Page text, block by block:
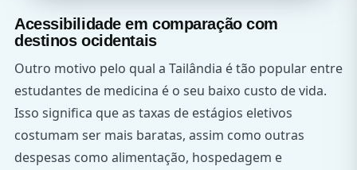
Acessibilidade em comparação com
destinos ocidentais
Outro motivo pelo qual a Tailândia é tão popular entre
estudantes de medicina é o seu baixo custo de vida.
Isso significa que as taxas de estágios eletivos
costumam ser mais baratas, assim como outras
despesas como alimentação, hospedagem e